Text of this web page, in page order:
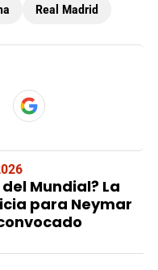
Real Madrid
Mundial? La
para Neymar